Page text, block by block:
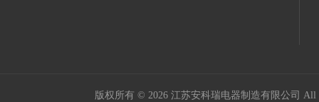
版权所有 © 2026 江苏安科瑞电器制造有限公司